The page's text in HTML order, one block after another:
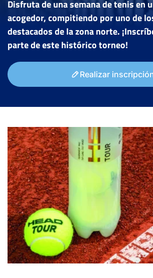
Disfruta de una semana de tenis en
acogedor, compitiendo por uno de
destacados de la zona norte.
parte de este histórico torneo!
Realizar